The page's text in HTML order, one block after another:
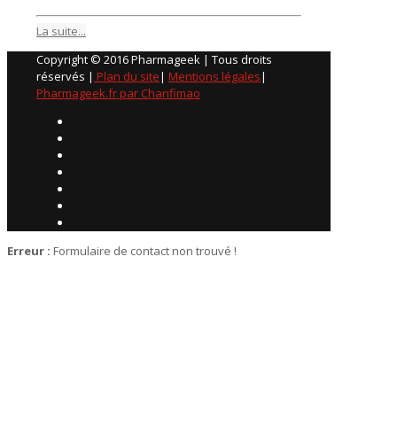
La suite...
Copyright © 2016 Pharmageek | Tous droits
réservés | Plan du site| Mentions légales|
Pharmageek.fr par Chanfimao
Erreur : Formulaire de contact non trouvé !